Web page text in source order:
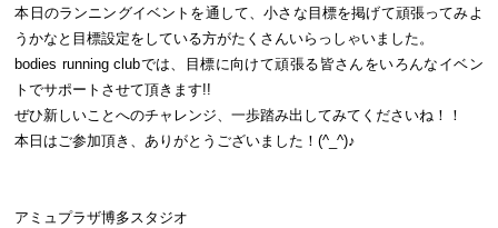
本日のランニングイベントを通して、小さな目標を掲げて頑張ってみよ
うかなと目標設定をしている方がたくさんいらっしゃいました。
bodies running clubでは、目標に向けて頑張る皆さんをいろんなイベン
トでサポートさせて頂きます!!
ぜひ新しいことへのチャレンジ、一歩踏み出してみてくださいね！！
本日はご参加頂き、ありがとうございました！(^_^)♪
アミュプラザ博多スタジオ